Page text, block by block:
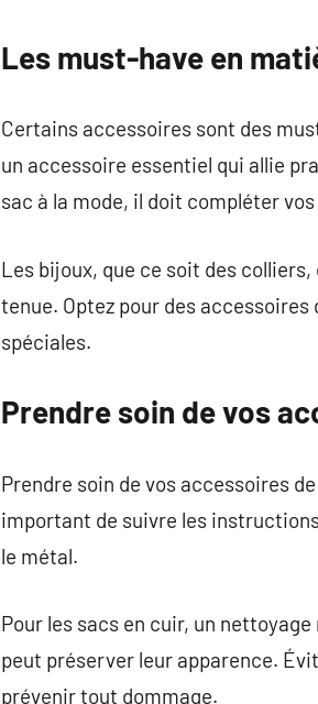
Les must-have en
Certains accessoires sont des
un accessoire essentiel qui allie
sac à la mode, il doit compléter
Les bijoux, que ce soit des colliers,
tenue. Optez pour des
spéciales.
Prendre soin de vos
Prendre soin de vos accessoires
important de suivre les
le métal.
Pour les sacs en cuir, un
peut préserver leur apparence.
prévenir tout dommage.